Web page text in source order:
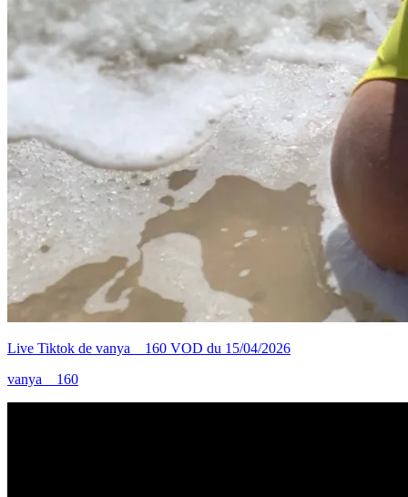
Live Tiktok de vanya__160 VOD du 15/04/2026
vanya__160